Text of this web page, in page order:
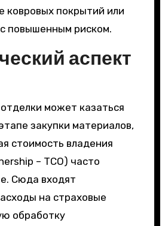
ковровых покрытий или
повышенным риском.
аспект
может казаться
закупки материалов,
стоимость владения
– TCO) часто
Сюда входят
на страховые
обработку